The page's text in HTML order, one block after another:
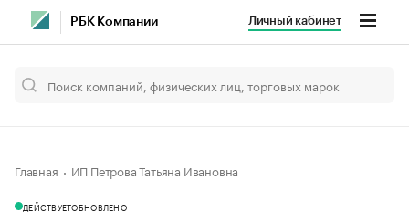
РБК Компании Личный кабинет
Главная ИП Петрова Татьяна Ивановна
ДЕЙСТВУЕТОБНОВЛЕНО